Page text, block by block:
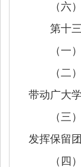
（六）
第十三
（一）
（二）
带动广大
（三）
发挥保留
（四）